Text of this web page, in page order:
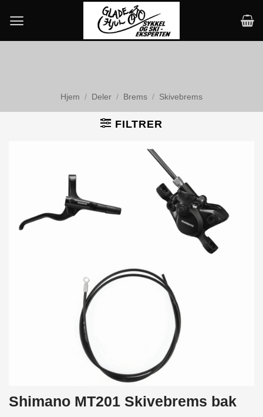
content
Hjem / Deler / Brems / Skivebrems
FILTRER
Shimano MT201 Skivebrems bak